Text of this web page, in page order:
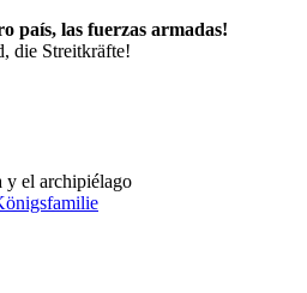
país, las fuerzas armadas!
die Streitkräfte!
y el archipiélago